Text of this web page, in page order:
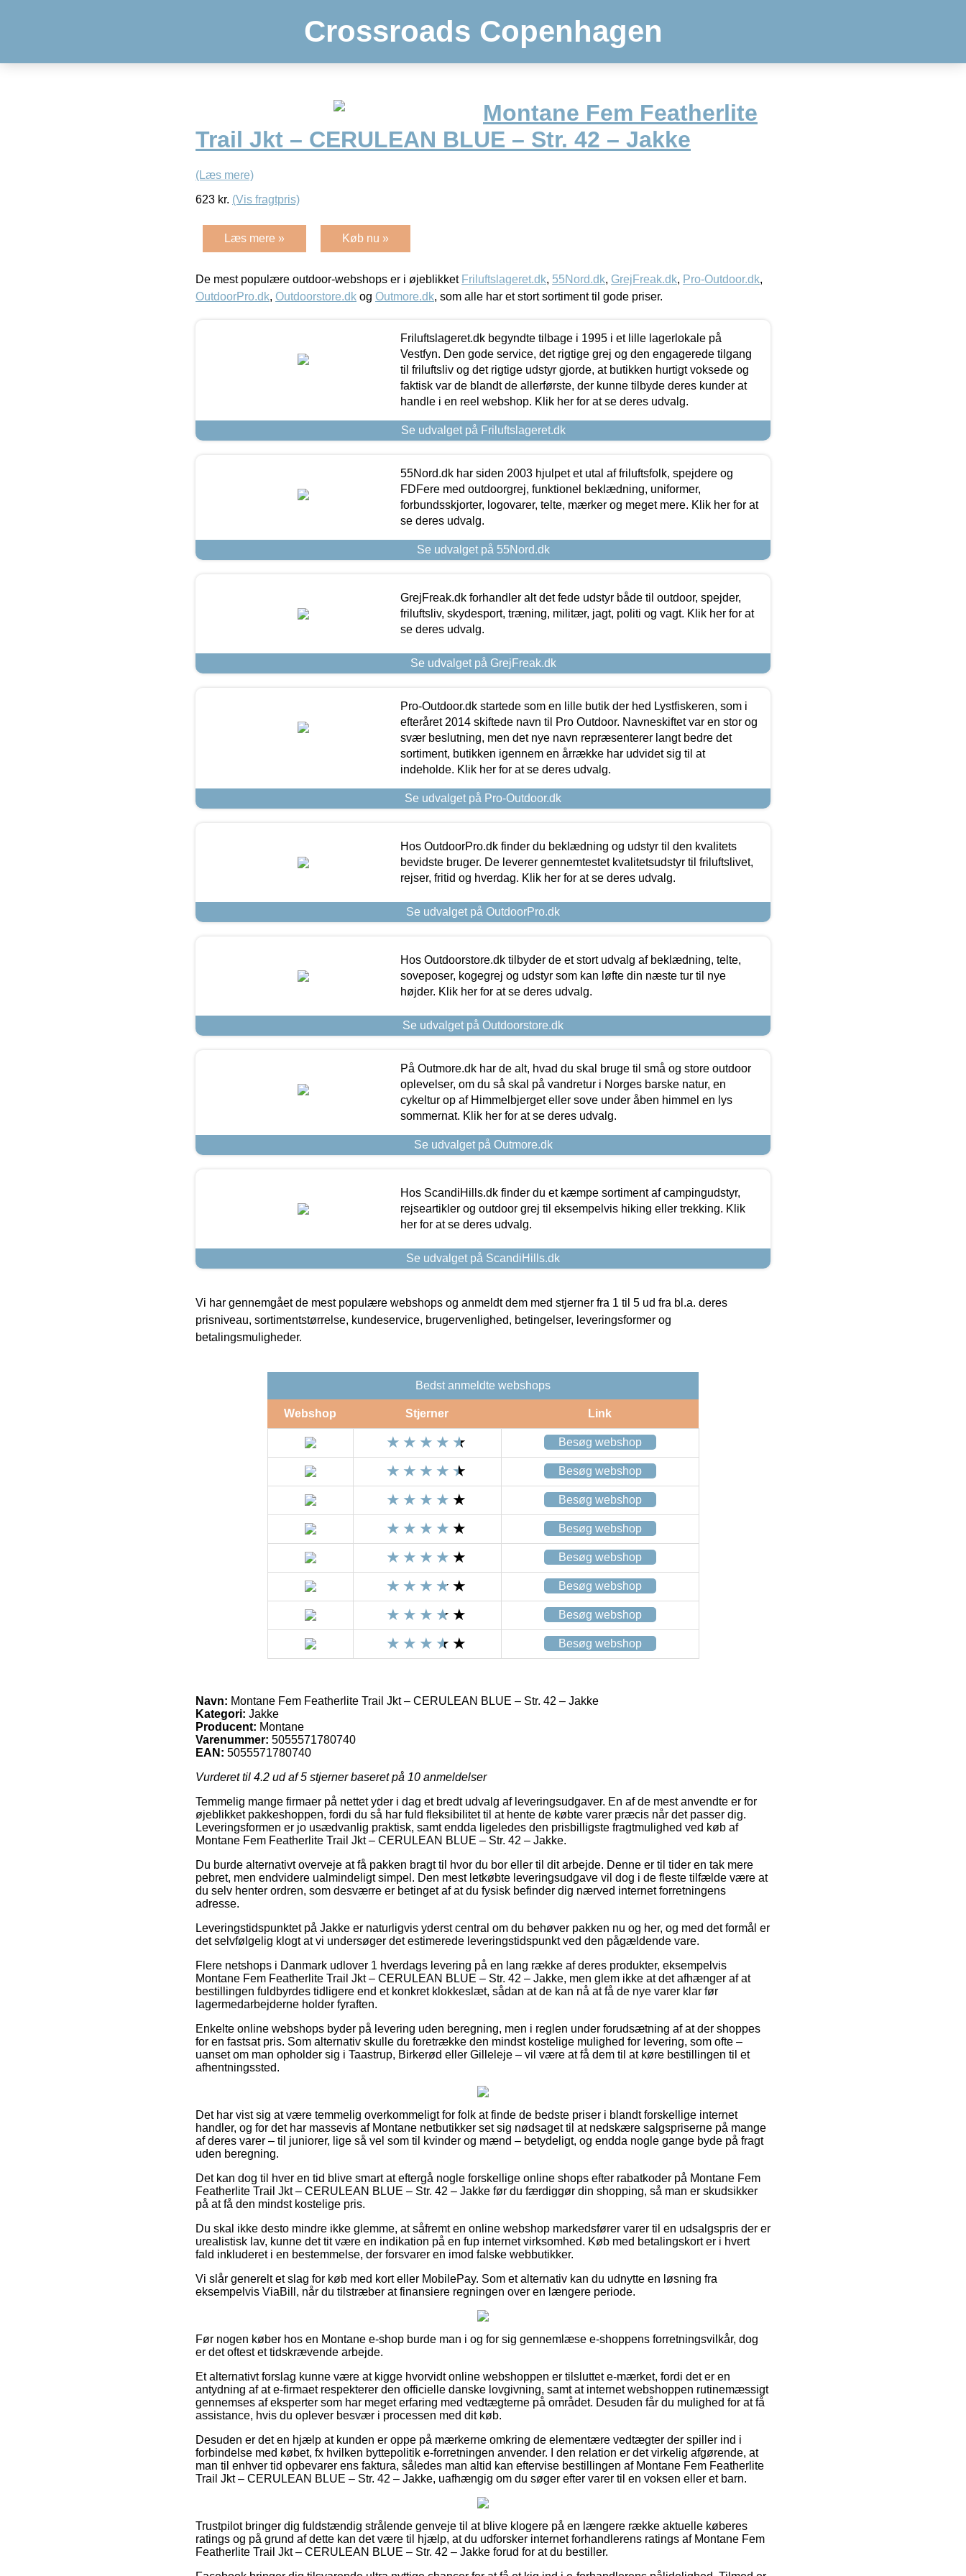
Crossroads Copenhagen
Montane Fem Featherlite
Trail Jkt – CERULEAN BLUE – Str. 42 – Jakke
(Læs mere)
623 kr. (Vis fragtpris)
Læs mere » Køb nu »
De mest populære outdoor-webshops er i øjeblikket Friluftslageret.dk, 55Nord.dk, GrejFreak.dk, Pro-Outdoor.dk,
OutdoorPro.dk, Outdoorstore.dk og Outmore.dk, som alle har et stort sortiment til gode priser.
Friluftslageret.dk begyndte tilbage i 1995 i et lille lagerlokale på
Vestfyn. Den gode service, det rigtige grej og den engagerede tilgang
til friluftsliv og det rigtige udstyr gjorde, at butikken hurtigt voksede og
faktisk var de blandt de allerførste, der kunne tilbyde deres kunder at
handle i en reel webshop. Klik her for at se deres udvalg.
Se udvalget på Friluftslageret.dk
55Nord.dk har siden 2003 hjulpet et utal af friluftsfolk, spejdere og
FDFere med outdoorgrej, funktionel beklædning, uniformer,
forbundsskjorter, logovarer, telte, mærker og meget mere. Klik her for at
se deres udvalg.
Se udvalget på 55Nord.dk
GrejFreak.dk forhandler alt det fede udstyr både til outdoor, spejder,
friluftsliv, skydesport, træning, militær, jagt, politi og vagt. Klik her for at
se deres udvalg.
Se udvalget på GrejFreak.dk
Pro-Outdoor.dk startede som en lille butik der hed Lystfiskeren, som i
efteråret 2014 skiftede navn til Pro Outdoor. Navneskiftet var en stor og
svær beslutning, men det nye navn repræsenterer langt bedre det
sortiment, butikken igennem en årrække har udvidet sig til at
indeholde. Klik her for at se deres udvalg.
Se udvalget på Pro-Outdoor.dk
Hos OutdoorPro.dk finder du beklædning og udstyr til den kvalitets
bevidste bruger. De leverer gennemtestet kvalitetsudstyr til friluftslivet,
rejser, fritid og hverdag. Klik her for at se deres udvalg.
Se udvalget på OutdoorPro.dk
Hos Outdoorstore.dk tilbyder de et stort udvalg af beklædning, telte,
soveposer, kogegrej og udstyr som kan løfte din næste tur til nye
højder. Klik her for at se deres udvalg.
Se udvalget på Outdoorstore.dk
På Outmore.dk har de alt, hvad du skal bruge til små og store outdoor
oplevelser, om du så skal på vandretur i Norges barske natur, en
cykeltur op af Himmelbjerget eller sove under åben himmel en lys
sommernat. Klik her for at se deres udvalg.
Se udvalget på Outmore.dk
Hos ScandiHills.dk finder du et kæmpe sortiment af campingudstyr,
rejseartikler og outdoor grej til eksempelvis hiking eller trekking. Klik
her for at se deres udvalg.
Se udvalget på ScandiHills.dk
Vi har gennemgået de mest populære webshops og anmeldt dem med stjerner fra 1 til 5 ud fra bl.a. deres
prisniveau, sortimentstørrelse, kundeservice, brugervenlighed, betingelser, leveringsformer og
betalingsmuligheder.
Bedst anmeldte webshops
Webshop Stjerner Link
Besøg webshop
Besøg webshop
Besøg webshop
Besøg webshop
Besøg webshop
Besøg webshop
Besøg webshop
Besøg webshop
Navn: Montane Fem Featherlite Trail Jkt – CERULEAN BLUE – Str. 42 – Jakke
Kategori: Jakke
Producent: Montane
Varenummer: 5055571780740
EAN: 5055571780740
Vurderet til 4.2 ud af 5 stjerner baseret på 10 anmeldelser
Temmelig mange firmaer på nettet yder i dag et bredt udvalg af leveringsudgaver. En af de mest anvendte er for
øjeblikket pakkeshoppen, fordi du så har fuld fleksibilitet til at hente de købte varer præcis når det passer dig.
Leveringsformen er jo usædvanlig praktisk, samt endda ligeledes den prisbilligste fragtmulighed ved køb af
Montane Fem Featherlite Trail Jkt – CERULEAN BLUE – Str. 42 – Jakke.
Du burde alternativt overveje at få pakken bragt til hvor du bor eller til dit arbejde. Denne er til tider en tak mere
pebret, men endvidere ualmindeligt simpel. Den mest letkøbte leveringsudgave vil dog i de fleste tilfælde være at
du selv henter ordren, som desværre er betinget af at du fysisk befinder dig nærved internet forretningens
adresse.
Leveringstidspunktet på Jakke er naturligvis yderst central om du behøver pakken nu og her, og med det formål er
det selvfølgelig klogt at vi undersøger det estimerede leveringstidspunkt ved den pågældende vare.
Flere netshops i Danmark udlover 1 hverdags levering på en lang række af deres produkter, eksempelvis
Montane Fem Featherlite Trail Jkt – CERULEAN BLUE – Str. 42 – Jakke, men glem ikke at det afhænger af at
bestillingen fuldbyrdes tidligere end et konkret klokkeslæt, sådan at de kan nå at få de nye varer klar før
lagermedarbejderne holder fyraften.
Enkelte online webshops byder på levering uden beregning, men i reglen under forudsætning af at der shoppes
for en fastsat pris. Som alternativ skulle du foretrække den mindst kostelige mulighed for levering, som ofte –
uanset om man opholder sig i Taastrup, Birkerød eller Gilleleje – vil være at få dem til at køre bestillingen til et
afhentningssted.
Det har vist sig at være temmelig overkommeligt for folk at finde de bedste priser i blandt forskellige internet
handler, og for det har massevis af Montane netbutikker set sig nødsaget til at nedskære salgspriserne på mange
af deres varer – til juniorer, lige så vel som til kvinder og mænd – betydeligt, og endda nogle gange byde på fragt
uden beregning.
Det kan dog til hver en tid blive smart at eftergå nogle forskellige online shops efter rabatkoder på Montane Fem
Featherlite Trail Jkt – CERULEAN BLUE – Str. 42 – Jakke før du færdiggør din shopping, så man er skudsikker
på at få den mindst kostelige pris.
Du skal ikke desto mindre ikke glemme, at såfremt en online webshop markedsfører varer til en udsalgspris der er
urealistisk lav, kunne det tit være en indikation på en fup internet virksomhed. Køb med betalingskort er i hvert
fald inkluderet i en bestemmelse, der forsvarer en imod falske webbutikker.
Vi slår generelt et slag for køb med kort eller MobilePay. Som et alternativ kan du udnytte en løsning fra
eksempelvis ViaBill, når du tilstræber at finansiere regningen over en længere periode.
Før nogen køber hos en Montane e-shop burde man i og for sig gennemlæse e-shoppens forretningsvilkår, dog
er det oftest et tidskrævende arbejde.
Et alternativt forslag kunne være at kigge hvorvidt online webshoppen er tilsluttet e-mærket, fordi det er en
antydning af at e-firmaet respekterer den officielle danske lovgivning, samt at internet webshoppen rutinemæssigt
gennemses af eksperter som har meget erfaring med vedtægterne på området. Desuden får du mulighed for at få
assistance, hvis du oplever besvær i processen med dit køb.
Desuden er det en hjælp at kunden er oppe på mærkerne omkring de elementære vedtægter der spiller ind i
forbindelse med købet, fx hvilken byttepolitik e-forretningen anvender. I den relation er det virkelig afgørende, at
man til enhver tid opbevarer ens faktura, således man altid kan eftervise bestillingen af Montane Fem Featherlite
Trail Jkt – CERULEAN BLUE – Str. 42 – Jakke, uafhængig om du søger efter varer til en voksen eller et barn.
Trustpilot bringer dig fuldstændig strålende genveje til at blive klogere på en længere række aktuelle køberes
ratings og på grund af dette kan det være til hjælp, at du udforsker internet forhandlerens ratings af Montane Fem
Featherlite Trail Jkt – CERULEAN BLUE – Str. 42 – Jakke forud for at du bestiller.